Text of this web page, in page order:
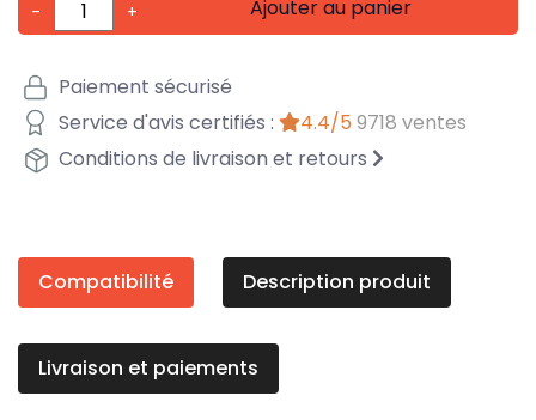
- + Ajouter au panier
Paiement sécurisé
Service d'avis certifiés :
4.4/5 9718 ventes
Conditions de livraison et retours
Compatibilité Description produit
Livraison et paiements